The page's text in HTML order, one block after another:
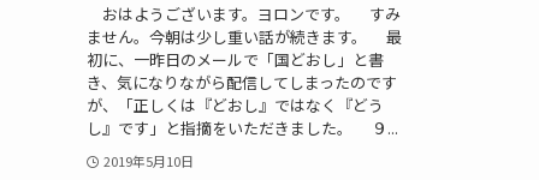
おはようございます。ヨロンです。 すみ
ません。今朝は少し重い話が続きます。 最
初に、一昨日のメールで「国どおし」と書
き、気になりながら配信してしまったのです
が、「正しくは『どおし』ではなく『どう
し』です」と指摘をいただきました。 ９...
2019年5月10日